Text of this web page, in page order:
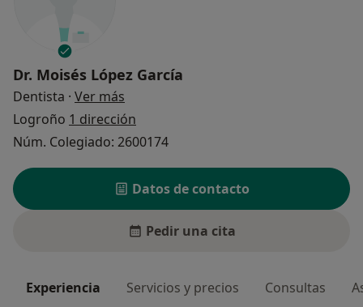
Dr. Moisés López García
Dentista · Ver más
Logroño 1 dirección
Núm. Colegiado: 2600174
Datos de contacto
Pedir una cita
Experiencia Servicios y precios Consultas